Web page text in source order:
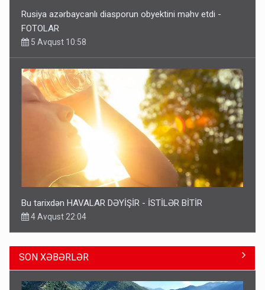
Bu tarixdən HAVALAR DƏYİŞİR - İSTİLƏR BİTİR
4 Avqust 22:04
ŞOK! David Seliverstov ölkədən qaçdı
6 Avqust 14:14
SON XƏBƏRLƏR